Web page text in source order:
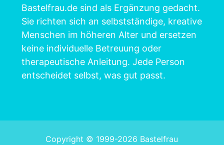
Bastelfrau.de sind als Ergänzung gedacht.
Sie richten sich an selbstständige, kreative
Menschen im höheren Alter und ersetzen
keine individuelle Betreuung oder
therapeutische Anleitung. Jede Person
entscheidet selbst, was gut passt.
Copyright © 1999-2026 Bastelfrau